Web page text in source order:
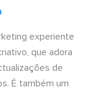
experiente
que adora
de
É também um